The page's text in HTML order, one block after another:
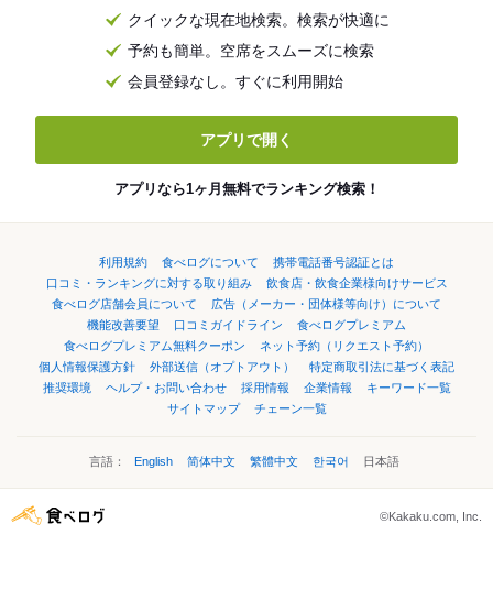
クイックな現在地検索。検索が快適に
予約も簡単。空席をスムーズに検索
会員登録なし。すぐに利用開始
アプリで開く
アプリなら1ヶ月無料でランキング検索！
利用規約 食べログについて
携帯電話番号認証とは
口コミ・ランキングに対する取り組み
飲食店・飲食企業様向けサービス
食べログ店舗会員について
広告（メーカー・団体様等向け）について
機能改善要望
口コミガイドライン
食べログプレミアム
食べログプレミアム無料クーポン
ネット予約（リクエスト予約）
個人情報保護方針
外部送信（オプトアウト）
特定商取引法に基づく表記
推奨環境
ヘルプ・お問い合わせ 採用情報 企業情報
キーワード一覧
サイトマップ
チェーン一覧
言語： English 简体中文 繁體中文 한국어 日本語
©Kakaku.com, Inc.